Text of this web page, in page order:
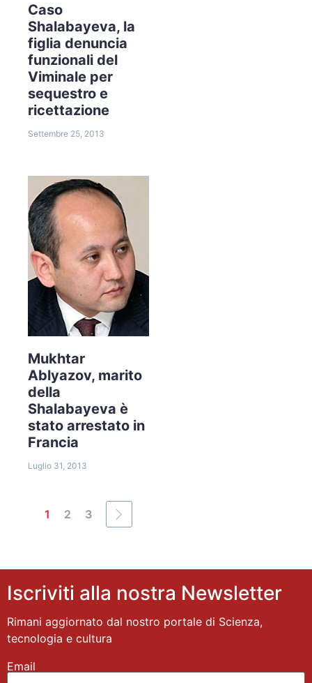
Caso
Shalabayeva, la
figlia denuncia
funzionali del
Viminale per
sequestro e
ricettazione
Settembre 25, 2013
Mukhtar
Ablyazov, marito
della
Shalabayeva è
stato arrestato in
Francia
Luglio 31, 2013
1 2 3
Iscriviti alla nostra Newsletter
Rimani aggiornato dal nostro portale di Scienza,
tecnologia e cultura
Email